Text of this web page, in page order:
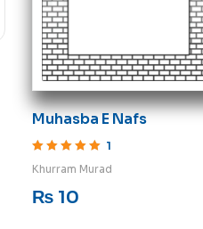
Muhasba E Nafs
1
Khurram Murad
₨ 10